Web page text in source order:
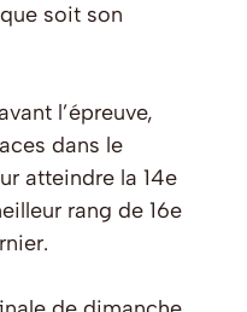
soit son
l’épreuve,
dans le
atteindre la 14e
rang de 16e